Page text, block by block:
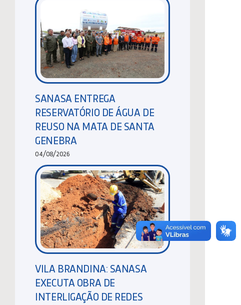
SANASA ENTREGA
RESERVATÓRIO DE ÁGUA DE
REUSO NA MATA DE SANTA
GENEBRA
04/08/2026
VILA BRANDINA: SANASA
EXECUTA OBRA DE
INTERLIGAÇÃO DE REDES